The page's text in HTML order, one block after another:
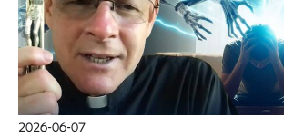
2026-06-07